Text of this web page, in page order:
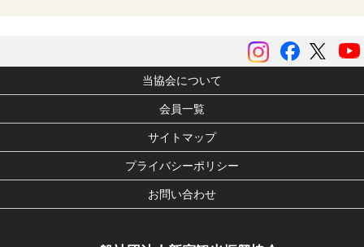
ツイ
Facebook
instagram
当協会について
会員一覧
サイトマップ
プライバシーポリシー
お問い合わせ